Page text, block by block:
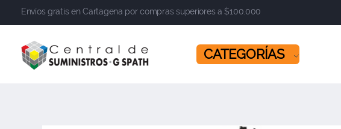
Envíos gratis en Cartagena por compras superiores a $100.000
​​​​​​​ CATEGORÍAS